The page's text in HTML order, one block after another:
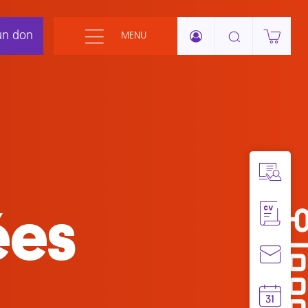
don MENU